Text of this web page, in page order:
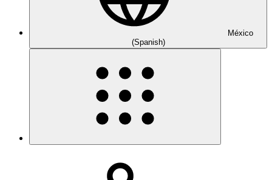
México
(Spanish)